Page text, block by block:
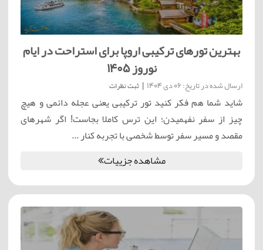
بهترین تورهای ترکیبی اروپا برای استراحت در ایام
نوروز 1405
ارسال شده در تاریخ: 06 دی 1404 | ثبت نظرات
شاید شما هم فکر کنید تور ترکیبی یعنی عجله دائمی و هیچ
چیز از سفر نفهمیدن؛ این ترس کاملا بجاست! اگر شهرهای
مقصد و مسیر سفر توسط شخصی با تجربه کنار ...
مشاهده جزییات